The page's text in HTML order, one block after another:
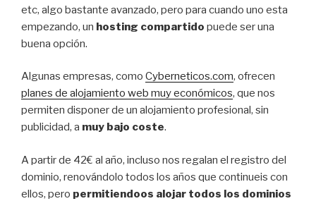
etc, algo bastante avanzado, pero para cuando uno esta
empezando, un hosting compartido puede ser una
buena opción.
Algunas empresas, como Cyberneticos.com, ofrecen
planes de alojamiento web muy económicos, que nos
permiten disponer de un alojamiento profesional, sin
publicidad, a muy bajo coste.
A partir de 42€ al año, incluso nos regalan el registro del
dominio, renovándolo todos los años que continueis con
ellos, pero permitiendoos alojar todos los dominios